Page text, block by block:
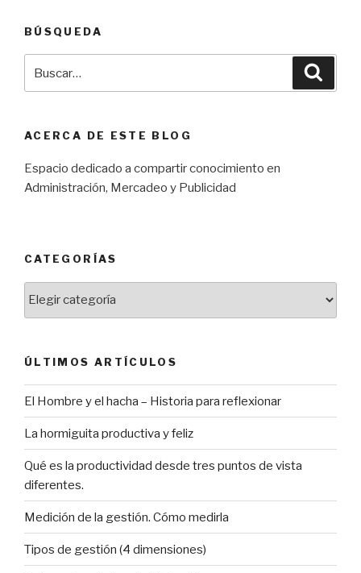
BÚSQUEDA
ACERCA DE ESTE BLOG
Espacio dedicado a compartir conocimiento en
Administración, Mercadeo y Publicidad
CATEGORÍAS
ÚLTIMOS ARTÍCULOS
El Hombre y el hacha – Historia para reflexionar
La hormiguita productiva y feliz
Qué es la productividad desde tres puntos de vista
diferentes.
Medición de la gestión. Cómo medirla
Tipos de gestión (4 dimensiones)